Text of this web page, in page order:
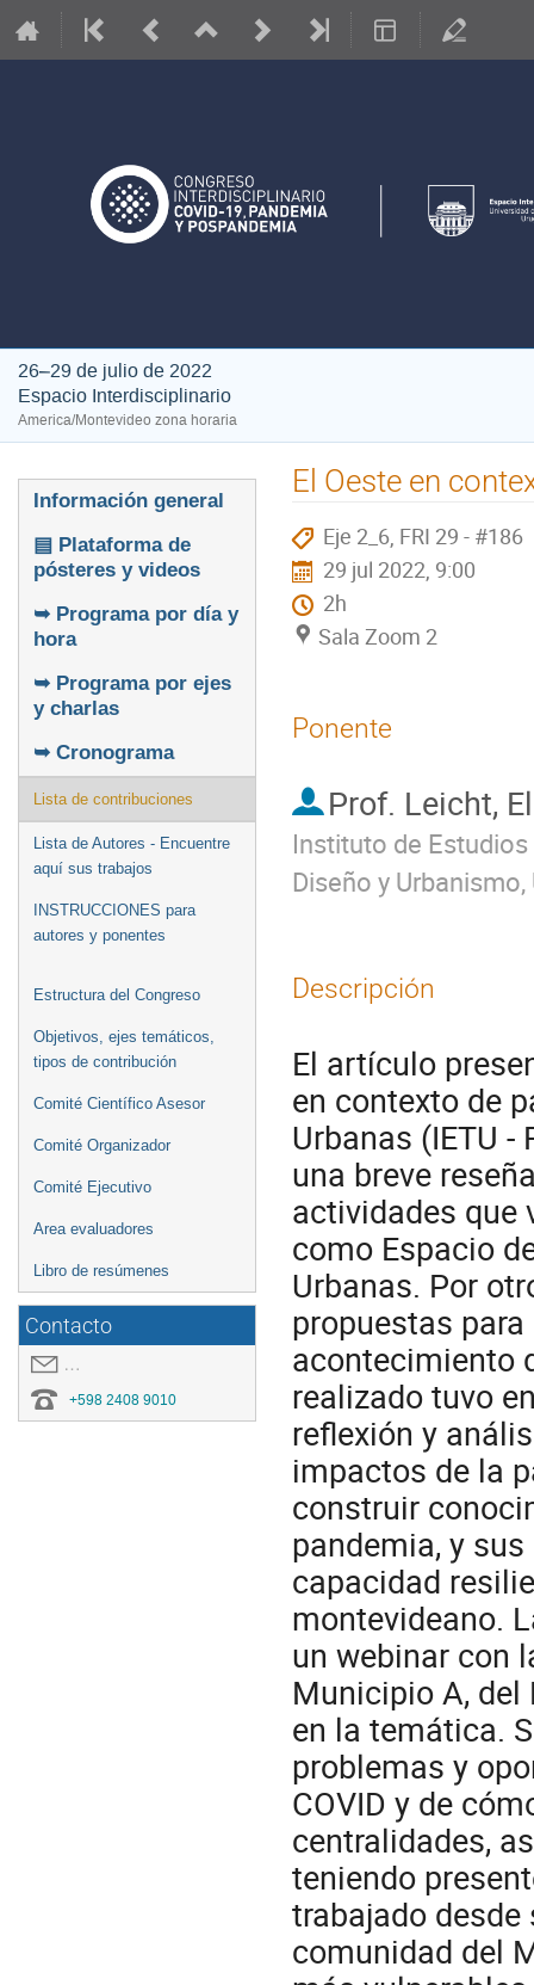
26–29 de julio de 2022
Espacio Interdisciplinario
America/Montevideo zona horaria
Event
menu
Información general
▤ Plataforma de
pósteres y videos
➥ Programa por día y
hora
➥ Programa por ejes
y charlas
➥ Cronograma
Lista de contribuciones
Lista de Autores - Encuentre
aquí sus trabajos
INSTRUCCIONES para
autores y ponentes
Estructura del Congreso
Objetivos, ejes temáticos,
tipos de contribución
Comité Científico Asesor
Comité Organizador
Comité Ejecutivo
Area evaluadores
Libro de resúmenes
Contacto
covid19.congresoei@gmail.com
+598 2408 9010
El Oeste en
Eje 2_6, FRI 29 - #186
29 jul 2022, 9:00
2h
Sala Zoom 2
Ponente
Prof. Leicht,
Instituto de
Diseño y Urbanismo,
Descripción
El artículo
en contexto de
Urbanas (IETU -
una breve
actividades que
como Espacio
Urbanas. Por
propuestas
acontecimiento
realizado tuvo
reflexión y
impactos de la
construir
pandemia, y
capacidad
montevideano.
un webinar con
Municipio A, del
en la temática.
problemas y
COVID y de
centralidades,
teniendo
trabajado desde
comunidad del